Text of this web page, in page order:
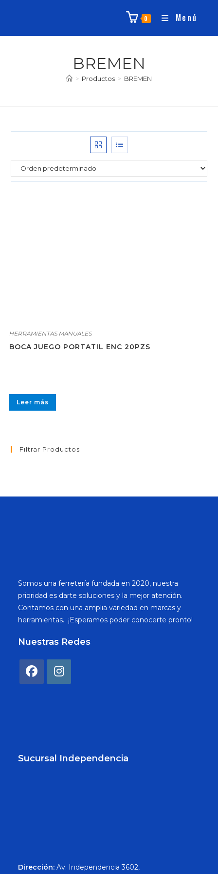
0 Menú
BREMEN
> Productos > BREMEN
HERRAMIENTAS MANUALES
BOCA JUEGO PORTATIL ENC 20PZS
Leer más
Filtrar Productos
Somos una ferretería fundada en 2020, nuestra
prioridad es darte soluciones y la mejor atención.
Contamos con una amplia variedad en marcas y
herramientas. ¡Esperamos poder conocerte pronto!
Nuestras Redes
Sucursal Independencia
Dirección: Av. Independencia 3602,